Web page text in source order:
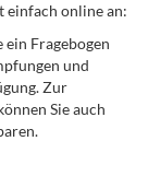
einfach online an:
Fragebogen
und
Zur
Sie auch